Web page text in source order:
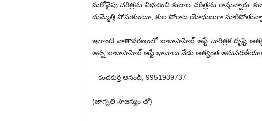
మరోవైపు చరిత్రను విభజించి కులాల చరిత్రను రాస్తున్నారు.
దుమ్మెత్తి పోసుకుంటూ, కుల పోరాట యోధులుగా
ఇలాంటి వాతావరణంలో బాబాసాహెబ్‌ ఆప్టే చారిత్రక దృష్టి
అన్న బాబాసాహెబ్‌ ఆప్టే భావాలు నేడు అత్యంత
– కందకుర్తి ఆనంద్‌, 9951939737
(జాగృతి సౌజన్యం తో)